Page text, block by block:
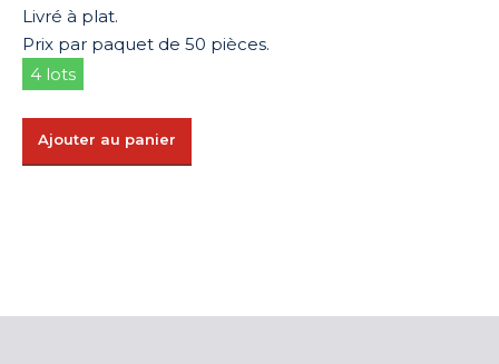
Livré à plat.
Prix par paquet de 50 pièces.
4 lots
Ajouter au panier